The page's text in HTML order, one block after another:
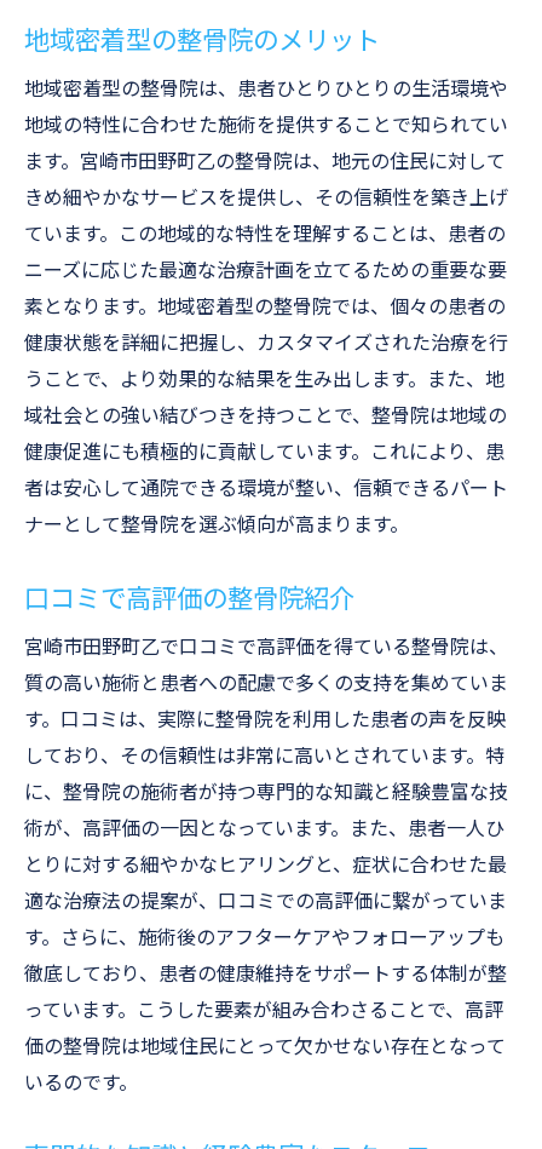
地域密着型の整骨院のメリット
地域密着型の整骨院は、患者ひとりひとりの生活環境や
地域の特性に合わせた施術を提供することで知られてい
ます。宮崎市田野町乙の整骨院は、地元の住民に対して
きめ細やかなサービスを提供し、その信頼性を築き上げ
ています。この地域的な特性を理解することは、患者の
ニーズに応じた最適な治療計画を立てるための重要な要
素となります。地域密着型の整骨院では、個々の患者の
健康状態を詳細に把握し、カスタマイズされた治療を行
うことで、より効果的な結果を生み出します。また、地
域社会との強い結びつきを持つことで、整骨院は地域の
健康促進にも積極的に貢献しています。これにより、患
者は安心して通院できる環境が整い、信頼できるパート
ナーとして整骨院を選ぶ傾向が高まります。
口コミで高評価の整骨院紹介
宮崎市田野町乙で口コミで高評価を得ている整骨院は、
質の高い施術と患者への配慮で多くの支持を集めていま
す。口コミは、実際に整骨院を利用した患者の声を反映
しており、その信頼性は非常に高いとされています。特
に、整骨院の施術者が持つ専門的な知識と経験豊富な技
術が、高評価の一因となっています。また、患者一人ひ
とりに対する細やかなヒアリングと、症状に合わせた最
適な治療法の提案が、口コミでの高評価に繋がっていま
す。さらに、施術後のアフターケアやフォローアップも
徹底しており、患者の健康維持をサポートする体制が整
っています。こうした要素が組み合わさることで、高評
価の整骨院は地域住民にとって欠かせない存在となって
いるのです。